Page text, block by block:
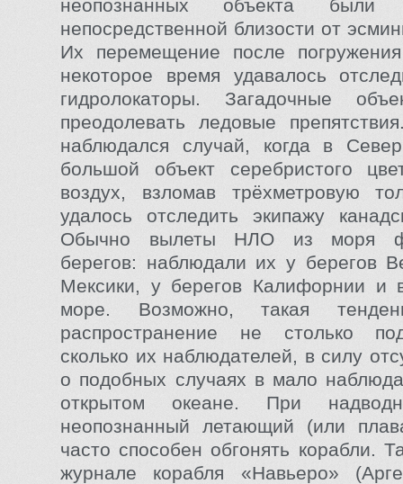
неопознанных объекта
непосредственной близости от
Их перемещение после
некоторое время удавалось
гидролокаторы. Загадочные
преодолевать ледовые
наблюдался случай, когда в
большой объект серебристого
воздух, взломав трёхметровую
удалось отследить экипажу
Обычно вылеты НЛО из моря
берегов: наблюдали их у берегов
Мексики, у берегов Калифорнии и
море. Возможно, такая
распространение не столько
сколько их наблюдателей, в силу
о подобных случаях в мало
открытом океане. При
неопознанный летающий (или
часто способен обгонять корабли.
журнале корабля «Навьеро»